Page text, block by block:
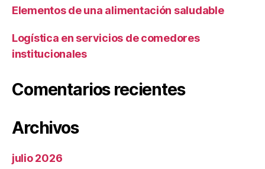
Elementos de una alimentación saludable
Logística en servicios de comedores
institucionales
Comentarios recientes
Archivos
julio 2026